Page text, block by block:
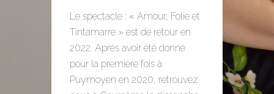
Le spectacle : « Amour, Folie et
Tintamarre » est de retour en
2022. Après avoir été donné
pour la première fois à
Puymoyen en 2020, retrouvez